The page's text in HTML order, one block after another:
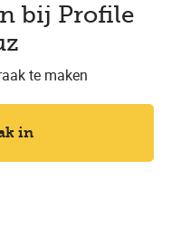
bij Profile
te maken
in